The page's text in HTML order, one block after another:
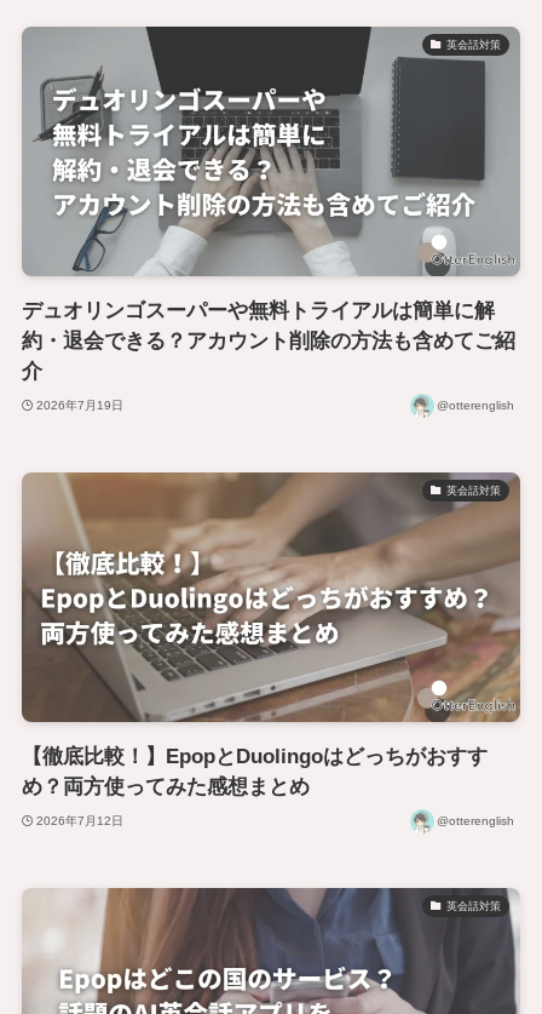
英会話対策
デュオリンゴスーパーや無料トライアルは簡単に解
約・退会できる？アカウント削除の方法も含めてご紹
介
2026年7月19日 @otterenglish
英会話対策
【徹底比較！】EpopとDuolingoはどっちがおすす
め？両方使ってみた感想まとめ
2026年7月12日 @otterenglish
英会話対策